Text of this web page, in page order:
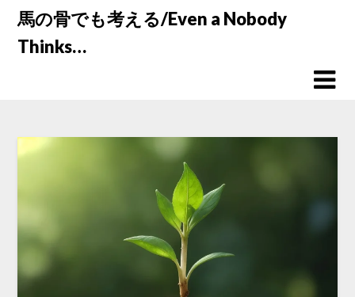
Skip
content
馬の骨でも考える/Even a Nobody
Thinks…